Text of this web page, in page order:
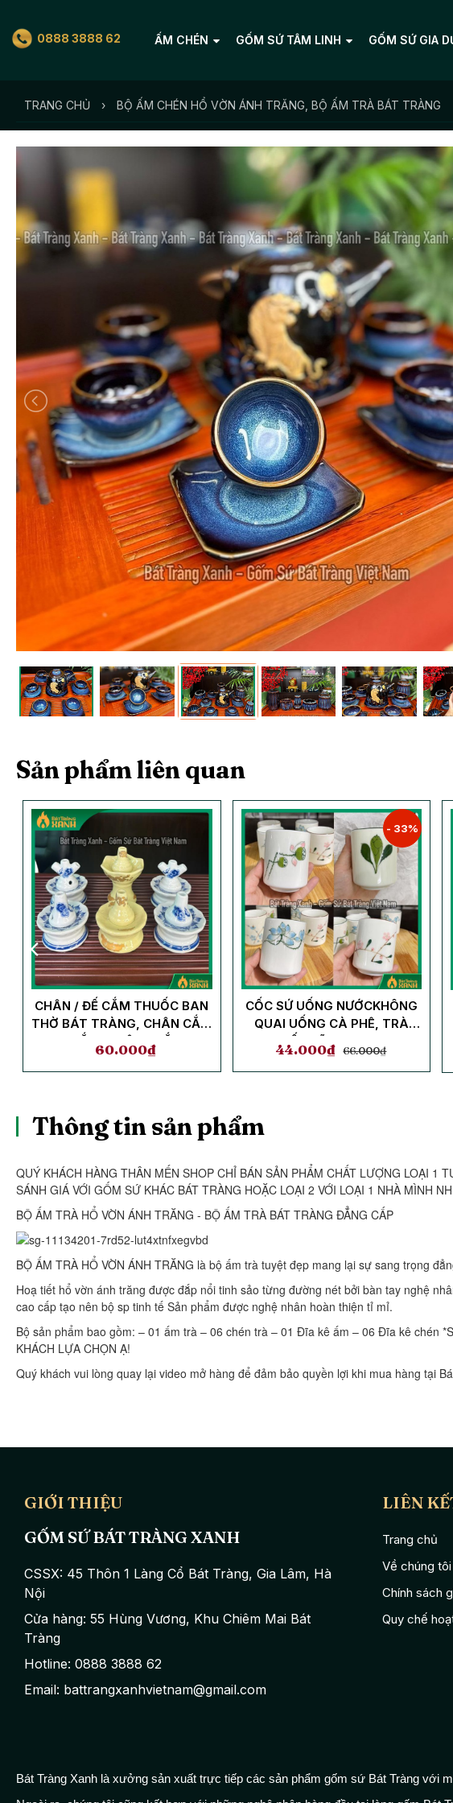
0888 3888 62 ẤM CHÉN GỐM SỨ TÂM LINH GỐM SỨ GIA
TRANG CHỦ › BỘ ẤM CHÉN HỔ VỜN ÁNH TRĂNG, BỘ ẤM TRÀ BÁT TRÀNG
Sản phẩm liên quan
CHÂN / ĐẾ CẮM THUỐC BAN
THỜ BÁT TRÀNG, CHÂN CẮM
3 CẮM, CHÂN 1 CẮM
60.000₫
- 33%
CỐC SỨ UỐNG NƯỚCKHÔNG
QUAI UỐNG CÀ PHÊ, TRÀ
HOẠ TIẾT VẼ TAY MEN KEM
44.000₫ 66.000₫
Thông tin sản phẩm
QUÝ KHÁCH HÀNG THÂN MẾN SHOP CHỈ BÁN SẢN PHẨM CHẤT LƯỢNG LOẠI 1
SÁNH GIÁ VỚI GỐM SỨ KHÁC BÁT TRÀNG HOẶC LOẠI 2 VỚI LOẠI 1 NHÀ MÌNH
BỘ ẤM TRÀ HỔ VỜN ÁNH TRĂNG - BỘ ẤM TRÀ BÁT TRÀNG ĐẲNG CẤP
BỘ ẤM TRÀ HỔ VỜN ÁNH TRĂNG là bộ ấm trà tuyệt đẹp mang lại sự sang trọng
️Hoạ tiết hổ vờn ánh trăng được đắp nổi tinh sảo từng đường nét bởi bàn tay nghệ
cao cấp tạo nên bộ sp tinh tế ️Sản phẩm được nghệ nhân hoàn thiện tỉ mỉ.
Bộ sản phẩm bao gồm: – 01 ấm trà – 06 chén trà – 01 Đĩa kê ấm – 06 Đĩa kê chén
KHÁCH LỰA CHỌN Ạ!
Quý khách vui lòng quay lại video mở hàng để đảm bảo quyền lợi khi mua hàng tại
GIỚI THIỆU
GỐM SỨ BÁT TRÀNG XANH
CSSX: 45 Thôn 1 Làng Cổ Bát Tràng, Gia Lâm, Hà
Nội
Cửa hàng: 55 Hùng Vương, Khu Chiêm Mai Bát
Tràng
Hotline: 0888 3888 62
Email: battrangxanhvietnam@gmail.com
LIÊN
Trang chủ
Về chúng tôi
Chính sách
Quy chế
Bát Tràng Xanh là xưởng sản xuất trực tiếp các sản phẩm gốm sứ Bát Tràng với